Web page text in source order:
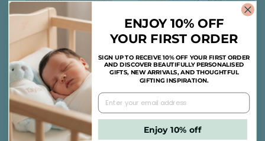
個性化有機棉毯子 - 粉色
HK$349.00
個性化奢華嬰兒絞花針織毯
子 - 淡藍色
HK$395.00
ENJOY 10% OFF
YOUR FIRST ORDER
SIGN UP TO RECEIVE 10% OFF YOUR FIRST ORDER
AND DISCOVER BEAUTIFULLY PERSONALISED
GIFTS, NEW ARRIVALS, AND THOUGHTFUL
GIFTING INSPIRATION.
Enjoy 10% off